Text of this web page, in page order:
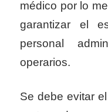
médico por lo
garantizar el
personal
operarios.
Se debe evitar